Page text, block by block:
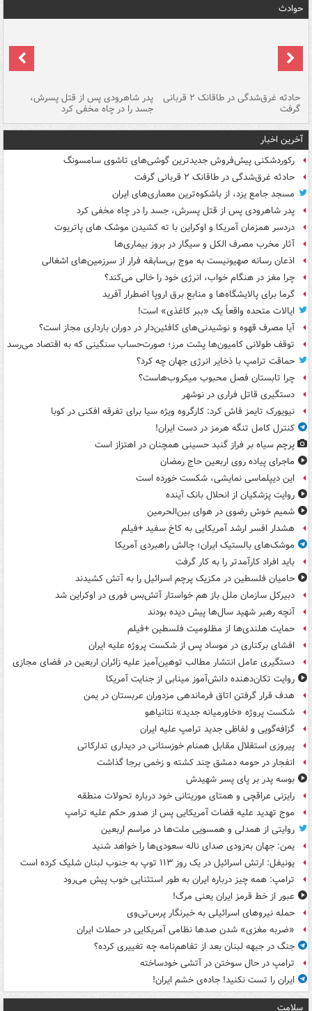
حوادث
حادثه غرق‌شدگی در طاقانک ۲ قربانی
گرفت
پدر شاهرودی پس از قتل پسرش،
جسد را در چاه مخفی کرد
آخرین اخبار
رکوردشکنی پیش‌فروش جدیدترین گوشی‌های تاشوی سامسونگ
حادثه غرق‌شدگی در طاقانک ۲ قربانی گرفت
مسجد جامع یزد، از باشکوه‌ترین معماری‌های ایران
پدر شاهرودی پس از قتل پسرش، جسد را در چاه مخفی کرد
دردسر همزمان آمریکا و اوکراین با ته کشیدن موشک های پاتریوت
آثار مخرب مصرف الکل و سیگار در بروز بیماری‌ها
اذعان رسانه صهیونیست به موج بی‌سابقه فرار از سرزمین‌های اشغالی
چرا مغز در هنگام خواب، انرژی خود را خالی می‌کند؟
گرما برای پالایشگاه‌ها و منابع برق اروپا اضطرار آفرید
ایالات متحده واقعاً یک «ببر کاغذی» است!
آیا مصرف قهوه و نوشیدنی‌های کافئین‌دار در دوران بارداری مجاز است؟
توقف طولانی کامیون‌ها پشت مرز؛ صورت‌حساب سنگینی که به اقتصاد می‌رسد
حماقت ترامپ با ذخایر انرژی جهان چه کرد؟
چرا تابستان فصل محبوب میکروب‌هاست؟
دستگیری قاتل فراری در نوشهر
نیویورک تایمز فاش کرد: کارگروه ویژه سیا برای تفرقه افکنی در کوبا
کنترل کامل تنگه هرمز در دست ایران!
پرچم سیاه بر فراز گنبد حسینی همچنان در اهتزاز است
ماجرای پیاده روی اربعین حاج رمضان
این دیپلماسی نمایشی، شکست خورده است
روایت پزشکیان از انحلال بانک آینده
شمیم خوش رضوی در هوای بین‌الحرمین
هشدار افسر ارشد آمریکایی به کاخ سفید +فیلم
موشک‌های بالستیک ایران؛ چالش راهبردی آمریکا
باید افراد کارآمدتر را به کار گرفت
حامیان فلسطین در مکزیک پرچم اسرائیل را به آتش کشیدند
دبیرکل سازمان ملل باز هم خواستار آتش‌بس فوری در اوکراین شد
آنچه رهبر شهید سال‌ها پیش دیده بودند
حمایت هلندی‌ها از مظلومیت فلسطین +فیلم
افشای برکناری در موساد پس از شکست پروژه علیه ایران
دستگیری عامل انتشار مطالب توهین‌آمیز علیه زائران اربعین در فضای مجازی
روایت تکان‌دهنده دانش‌آموز مینابی از جنایت آمریکا
هدف قرار گرفتن اتاق‌ فرماندهی مزدوران عربستان در یمن
شکست پروژه «خاورمیانه جدید» نتانیاهو
گزافه‌گویی و لفاظی جدید ترامپ علیه ایران
پیروزی استقلال مقابل همنام خوزستانی در دیداری تدارکاتی
انفجار در حومه دمشق چند کشته و زخمی برجا گذاشت
بوسه‌ پدر بر پای پسر شهیدش
رایزنی عراقچی و همتای موریتانی خود درباره تحولات منطقه
موج تهدید علیه قضات آمریکایی پس از صدور حکم علیه ترامپ
روایتی از همدلی و همسویی ملت‌ها در مراسم اربعین
یمن: جهان به‌زودی صدای ناله سعودی‌ها را خواهد شنید
یونیفل: ارتش اسرائیل در یک روز ۱۱۳ توپ به جنوب لبنان شلیک کرده است
ترامپ: همه چیز درباره ایران به طور استثنایی خوب پیش می‌رود
عبور از خط قرمز ایران یعنی مرگ!
حمله نیروهای اسرائیلی به خبرنگار پرس‌تی‌وی
«ضربه مغزی» شدن صدها نظامی آمریکایی در حملات ایران
جنگ در جبهه لبنان بعد از تفاهم‌نامه چه تغییری کرده؟
ترامپ در حال سوختن در آتشی خودساخته
ایران را تست نکنید! جاده‌ی خشم ایران!
سلامت